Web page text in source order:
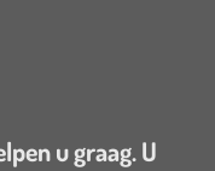
u graag. U